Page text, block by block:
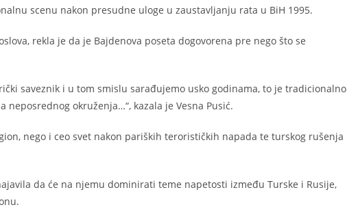
scenu nakon presudne uloge u zaustavljanju rata u BiH 1995.
rekla je da je Bajdenova poseta dogovorena pre nego što se
saveznik i u tom smislu sarađujemo usko godinama, to je tradicionalno
okruženja…“, kazala je Vesna Pusić.
nego i ceo svet nakon pariških terorističkih napada te turskog rušenja
da će na njemu dominirati teme napetosti između Turske i Rusije,